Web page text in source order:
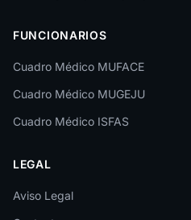
León
Lleida
Lugo
Málaga
Melilla
FUNCIONARIOS
Cuadro Médico MUFACE
Cuadro Médico MUGEJU
Cuadro Médico ISFAS
LEGAL
Aviso Legal